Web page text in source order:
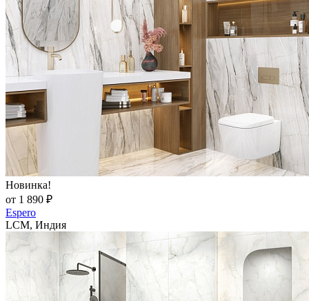
Новинка!
от 1 890 ₽
Espero
LCM, Индия